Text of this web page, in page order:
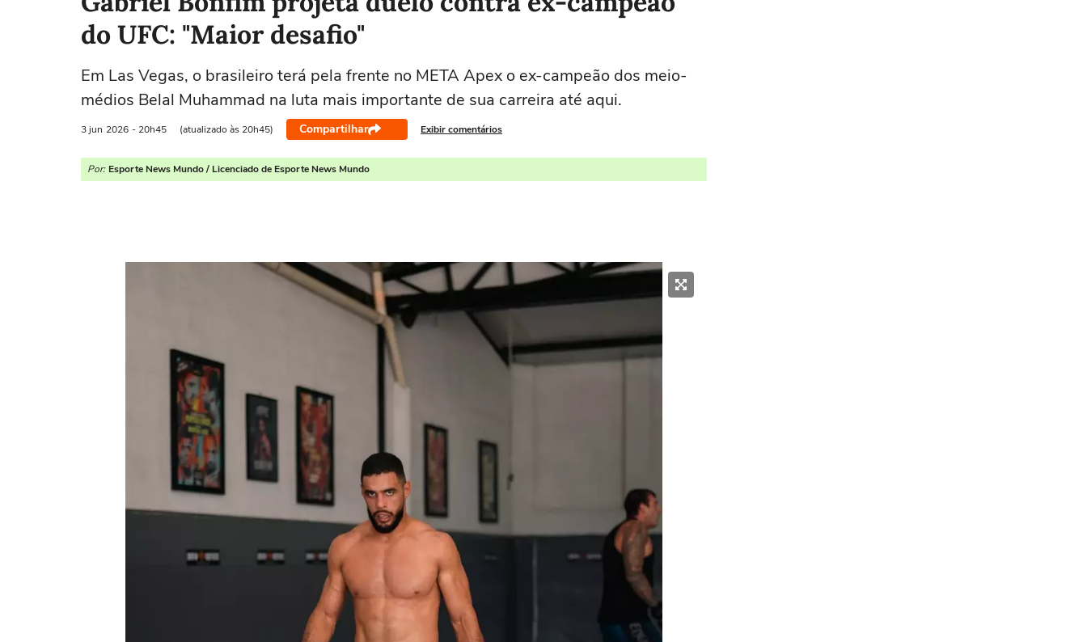
do UFC: "Maior desafio"
Em Las Vegas, o brasileiro terá pela frente no META Apex o ex-campeão dos meio-
médios Belal Muhammad na luta mais importante de sua carreira até aqui.
3 jun 2026 - 20h45 (atualizado às 20h45) Compartilhar Exibir comentários
Por: Esporte News Mundo / Licenciado de Esporte News Mundo